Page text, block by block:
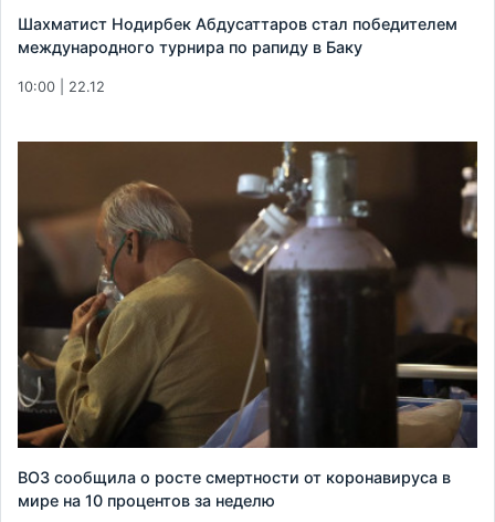
Шахматист Нодирбек Абдусаттаров стал победителем
международного турнира по рапиду в Баку
10:00 | 22.12
ВОЗ сообщила о росте смертности от коронавируса в
мире на 10 процентов за неделю